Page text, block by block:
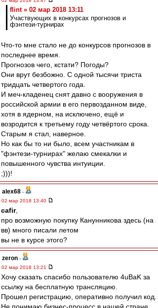
flint » 02 мар 2018 13:11
Участвующих в конкурсах прогнозов и
фэнтези-турнирах
Что-то мне стало не до конкурсов прогнозов в
последнее время.
Прогнозов чего, кстати? Погоды?
Они врут безбожно. С одной тысячи триста
тридцать четвертого года.
И меч-кладенец снят давно с вооружения в
российской армии в его первозданном виде,
хотя в ядерном, на исключено, ещё и
возродится к третьему году четвёртого срока.
Старым я стал, наверное.
Но как бы то ни было, всем участникам в
"фэнтези-турнирах" желаю смекалки и
повышенного чувства интуиции.
;)))!
alex68 -
02 мар 2018 13:40
cafir,
про возможную покупку Канунникова здесь (на
вв) много писали летом
вы не в курсе этого?
zeron -
02 мар 2018 13:21
Хочу сказать спасибо пользователю 4uBaK за
ссылку на бесплатную трансляцию.
Прошел регистрацию, оперативно получил код.